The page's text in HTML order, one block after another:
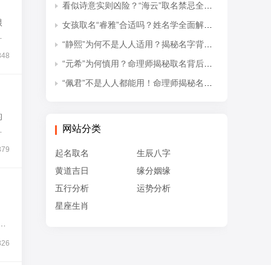
看似诗意实则凶险？“海云”取名禁忌全解析
女孩取名“睿雅”合适吗？姓名学全面解读吉凶与禁忌
“静熙”为何不是人人适用？揭秘名字背后的五行失衡与命理隐患
“元希”为何慎用？命理师揭秘取名背后的五行忌讳
“佩君”不是人人都能用！命理师揭秘名字背后的五行杀局与取名禁忌
网站分类
起名取名
生辰八字
黄道吉日
缘分姻缘
五行分析
运势分析
星座生肖